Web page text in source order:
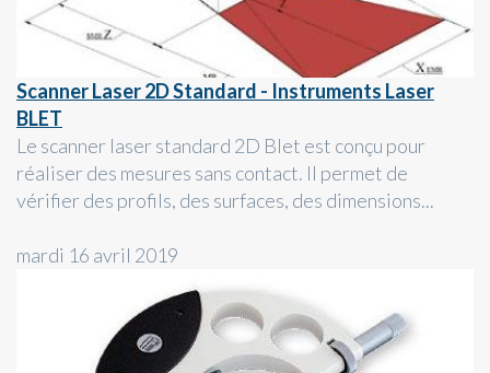
Scanner Laser 2D Standard - Instruments Laser
BLET
Le scanner laser standard 2D Blet est conçu pour
réaliser des mesures sans contact. Il permet de
vérifier des profils, des surfaces, des dimensions...
mardi 16 avril 2019